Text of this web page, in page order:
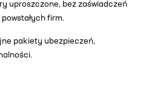
uproszczone, bez zaświadczeń
firm.
pakiety ubezpieczeń,